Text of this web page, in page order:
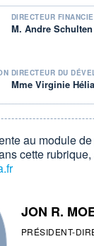
batteries,
DIRECTEUR
M. Andre Schulten
DIRECTEUR DU
Mme Virginie
au module
cette
JON R.
PRÉSIDENT-